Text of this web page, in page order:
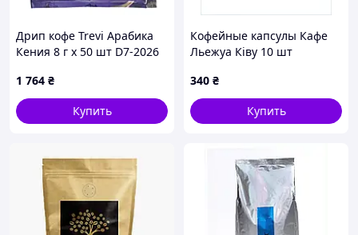
Дрип кофе Trevi Арабика
Кения 8 г х 50 шт D7-2026
1 764 ₴
Купить
Кофейные капсулы Кафе
Льежуа Ківу 10 шт
340 ₴
Купить